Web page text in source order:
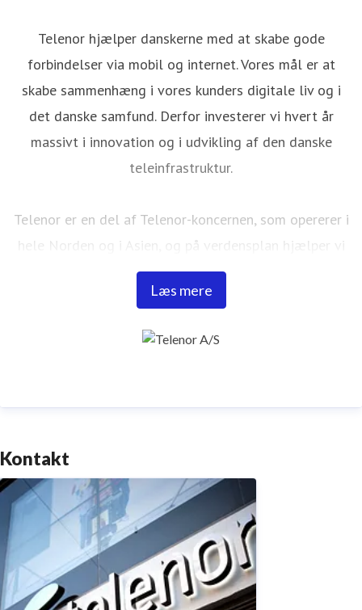
Telenor hjælper danskerne med at skabe gode
forbindelser via mobil og internet. Vores mål er at
skabe sammenhæng i vores kunders digitale liv og i
det danske samfund. Derfor investerer vi hvert år
massivt i innovation og i udvikling af den danske
teleinfrastruktur.
Telenor er en del af Telenor-koncernen, som opererer i
hele Norden og i Asien, og på verdensplan hjælper vi
186 millioner kunder med at kommunikere. I Danmark
er vi ca. 900 medarbejdere, har 38 butikker fordelt
at gøre det nemt for vores kunder at kommunikere og
Læs mere
Kontakt